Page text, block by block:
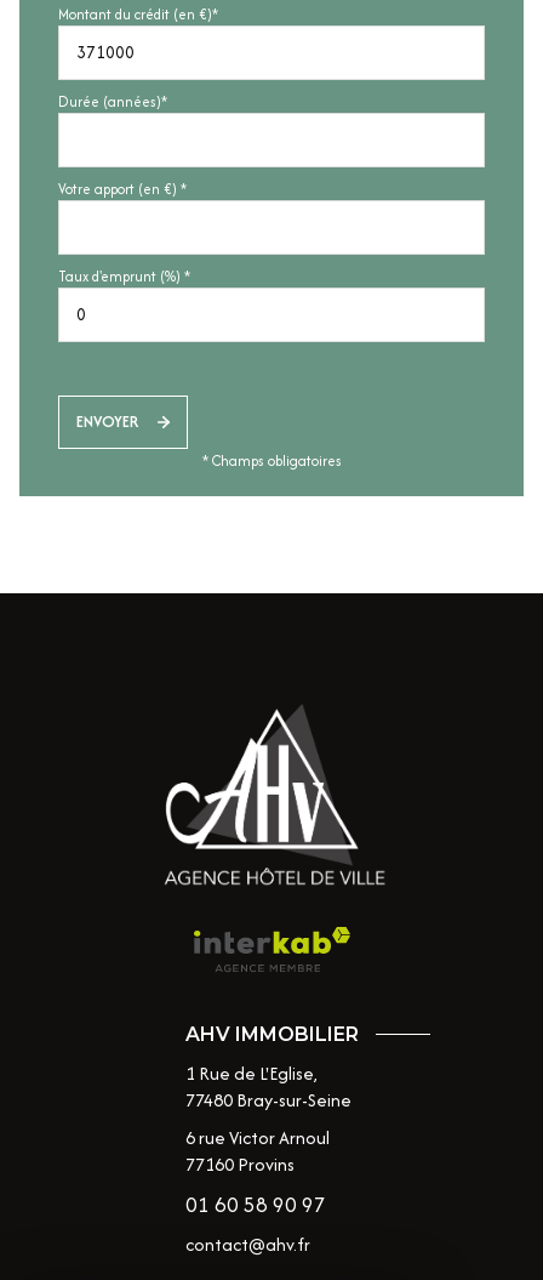
Montant du crédit (en €)*
Durée (années)*
Votre apport (en €) *
Taux d'emprunt (%) *
ENVOYER
* Champs obligatoires
AHV IMMOBILIER
1 Rue de L'Eglise,
77480Bray-sur-Seine
6 rue Victor Arnoul
77160 Provins
01 60 58 90 97
contact@ahv.fr